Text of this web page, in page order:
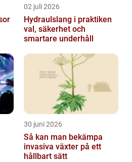
02 juli 2026
Hydraulslang i praktiken
val, säkerhet och
smartare underhåll
30 juni 2026
Så kan man bekämpa
invasiva växter på ett
hållbart sätt